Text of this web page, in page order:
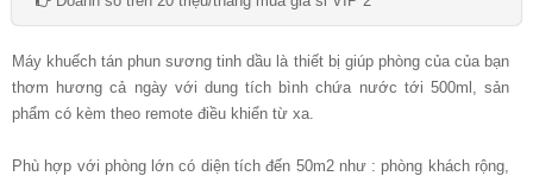
Máy khuếch tán phun sương tinh dầu là thiết bị giúp phòng của của bạn
thơm hương cả ngày với dung tích bình chứa nước tới 500ml, sản
phẩm có kèm theo remote điều khiển từ xa.
Phù hợp với phòng lớn có diện tích đến 50m2 như : phòng khách rộng,